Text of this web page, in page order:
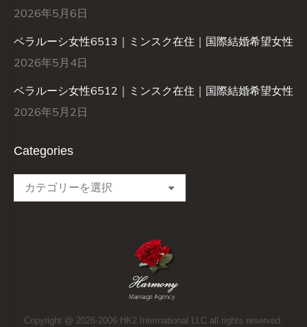
2026年5月6日
ベラルーシ女性6513｜ミンスク在住｜国際結婚希望女性
2026年5月4日
ベラルーシ女性6512｜ミンスク在住｜国際結婚希望女性
2026年5月2日
Categories
Categories
Copyright @ 2026-2006 HK2 International LLC all rights reserved.